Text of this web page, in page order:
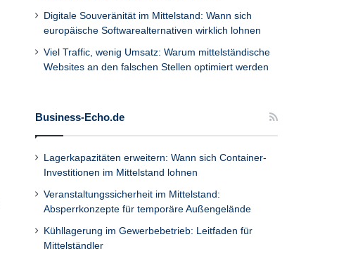
Digitale Souveränität im Mittelstand: Wann sich
europäische Softwarealternativen wirklich lohnen
Viel Traffic, wenig Umsatz: Warum mittelständische
Websites an den falschen Stellen optimiert werden
Business-Echo.de
Lagerkapazitäten erweitern: Wann sich Container-
Investitionen im Mittelstand lohnen
Veranstaltungssicherheit im Mittelstand:
Absperrkonzepte für temporäre Außengelände
Kühllagerung im Gewerbebetrieb: Leitfaden für
Mittelständler